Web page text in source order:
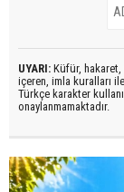
UYARI: Küfür, hakaret,
içeren, imla kuralları ile
Türkçe karakter
onaylanmamaktadır.